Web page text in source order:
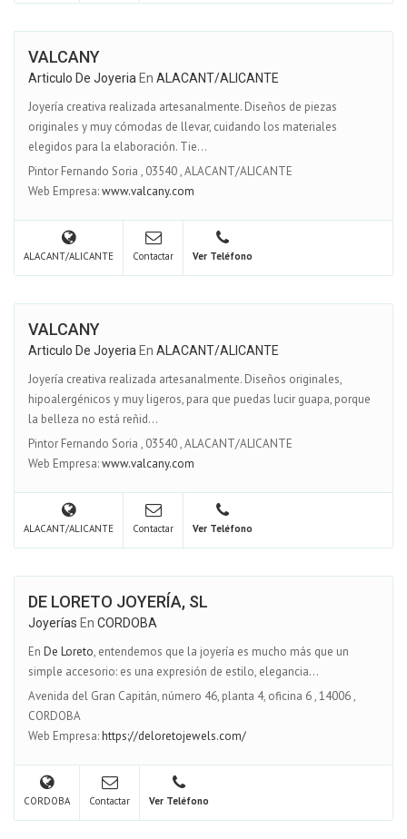
VALCANY
Articulo De Joyeria En ALACANT/ALICANTE
Joyería creativa realizada artesanalmente. Diseños de piezas
originales y muy cómodas de llevar, cuidando los materiales
elegidos para la elaboración. Tie...
Pintor Fernando Soria , 03540,ALACANT/ALICANTE
Web Empresa:www.valcany.com
ALACANT/ALICANTE Contactar Ver Teléfono
VALCANY
Articulo De Joyeria En ALACANT/ALICANTE
Joyería creativa realizada artesanalmente. Diseños originales,
hipoalergénicos y muy ligeros, para que puedas lucir guapa, porque
la belleza no está reñid...
Pintor Fernando Soria , 03540,ALACANT/ALICANTE
Web Empresa:www.valcany.com
ALACANT/ALICANTE Contactar Ver Teléfono
DE LORETO JOYERÍA, SL
Joyerías En CORDOBA
En De Loreto, entendemos que la joyería es mucho más que un
simple accesorio: es una expresión de estilo, elegancia...
Avenida del Gran Capitán, número 46, planta 4, oficina 6,14006,
CORDOBA
Web Empresa:https://deloretojewels.com/
CORDOBA Contactar Ver Teléfono